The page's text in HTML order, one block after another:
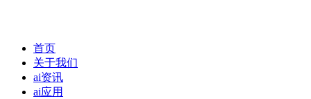
首页
关于我们
ai资讯
ai应用